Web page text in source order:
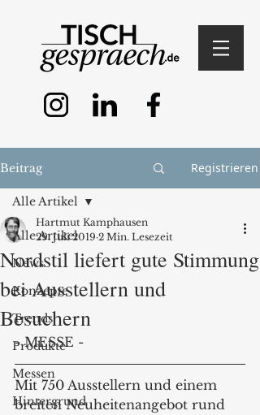
Beitrag Registrieren
Alle Artikel
News
Konzepte
Trends
Produkte
Messen
Hintergrund
Alle Artikel
Nordstil liefert gute Stimmung
bei Ausstellern und
Besuchern
Hartmut Kamphausen
29. Juli 2019 2 Min. Lesezeit
- MESSE -
Mit 750 Ausstellern und einem
breiten Neuheitenangebot rund